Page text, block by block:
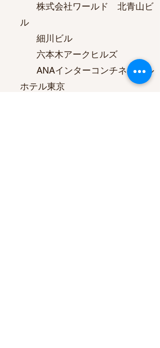
株式会社ワールド 北青山ビ
ル
細川ビル
六本木アークヒルズ
ANAインターコンチネンタル
ホテル東京